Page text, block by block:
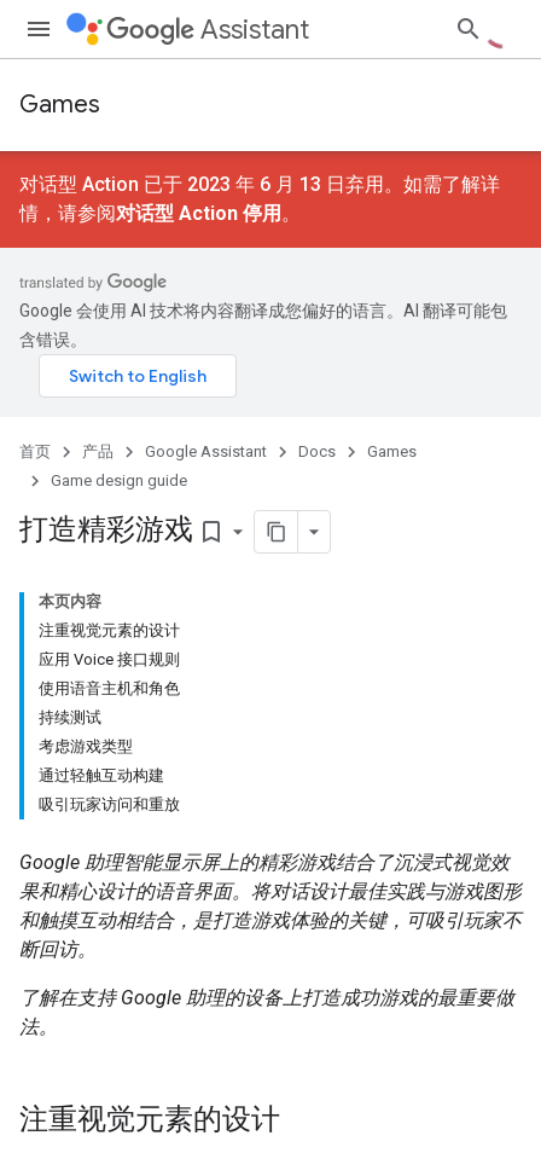
Assistant
Games
对话型 Action 已于 2023 年 6 月 13 日弃用。如需了解详
情，请参阅对话型 Action 停用 。
Google 会使用 AI 技术将内容翻译成您偏好的语言。AI 翻译可能包
含错误。
首页 产品 Google Assistant Docs
Games
Game design guide
打造精彩游戏 bookmark_border
本页内容
注重视觉元素的设计
应用 Voice 接口规则
使用语音主机和角色
持续测试
考虑游戏类型
通过轻触互动构建
吸引玩家访问和重放
Google 助理智能显示屏上的精彩游戏结合了沉浸式视觉效
果和精心设计的语音界面。将对话设计最佳实践与游戏图形
和触摸互动相结合，是打造游戏体验的关键，可吸引玩家不
断回访。
了解在支持 Google 助理的设备上打造成功游戏的最重要做
法。
注重视觉元素的设计